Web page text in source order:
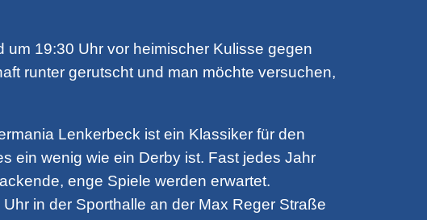
19:30 Uhr vor heimischer Kulisse gegen
runter gerutscht und man möchte versuchen,
Lenkerbeck ist ein Klassiker für den
ein wenig wie ein Derby ist. Fast jedes Jahr
enge Spiele werden erwartet.
in der Sporthalle an der Max Reger Straße